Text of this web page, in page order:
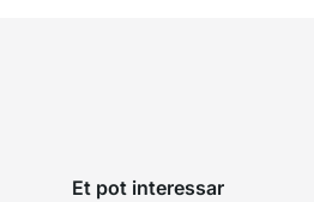
Et pot interessar